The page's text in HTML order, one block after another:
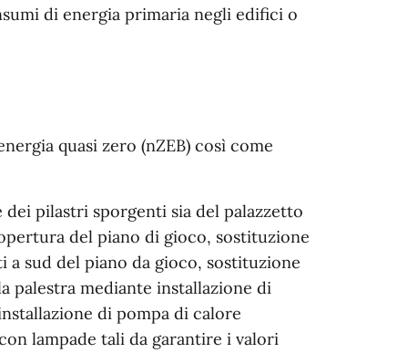
di energia primaria negli edifici o
quasi zero (nZEB) così come
pilastri sporgenti sia del palazzetto
del piano di gioco, sostituzione
sud del piano da gioco, sostituzione
palestra mediante installazione di
di pompa di calore
lampade tali da garantire i valori